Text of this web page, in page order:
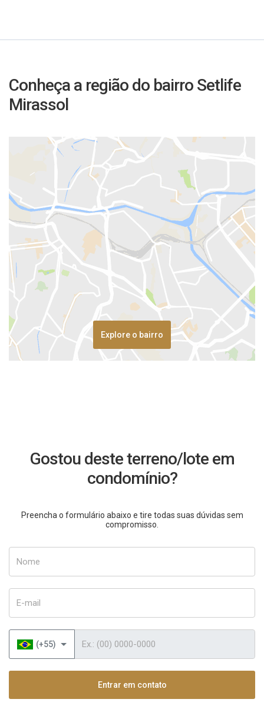
Conheça a região do bairro Setlife
Mirassol
Explore o bairro
Gostou deste terreno/lote em
condomínio?
Preencha o formulário abaixo e tire todas suas dúvidas sem
compromisso.
(+55)
Entrar em contato